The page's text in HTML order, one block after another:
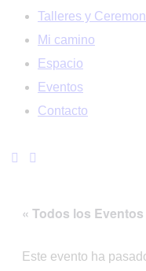
Talleres y
Mi camino
Espacio
Eventos
Contacto
« Todos los Eventos
Este evento ha